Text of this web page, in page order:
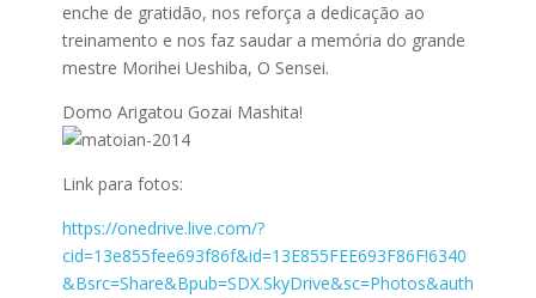
enche de gratidão, nos reforça a dedicação ao
treinamento e nos faz saudar a memória do grande
mestre Morihei Ueshiba, O Sensei.
Domo Arigatou Gozai Mashita!
Link para fotos:
https://onedrive.live.com/?
cid=13e855fee693f86f&id=13E855FEE693F86F!6340
&Bsrc=Share&Bpub=SDX.SkyDrive&sc=Photos&auth